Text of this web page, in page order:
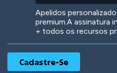
Apelidos
premium.A assinatura
+ todos os recursos